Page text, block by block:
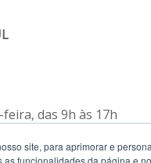
das 9h às 17h
às 19h)
site, para aprimorar e
funcionalidades da página e